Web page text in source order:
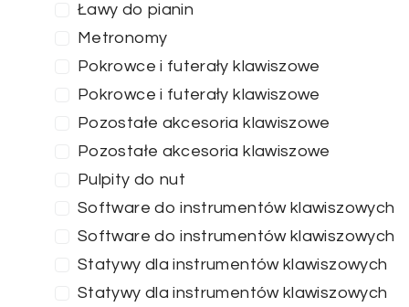
Ławy do pianin
Metronomy
Pokrowce i futerały klawiszowe
Pokrowce i futerały klawiszowe
Pozostałe akcesoria klawiszowe
Pozostałe akcesoria klawiszowe
Pulpity do nut
Software do instrumentów klawiszowych
Software do instrumentów klawiszowych
Statywy dla instrumentów klawiszowych
Statywy dla instrumentów klawiszowych